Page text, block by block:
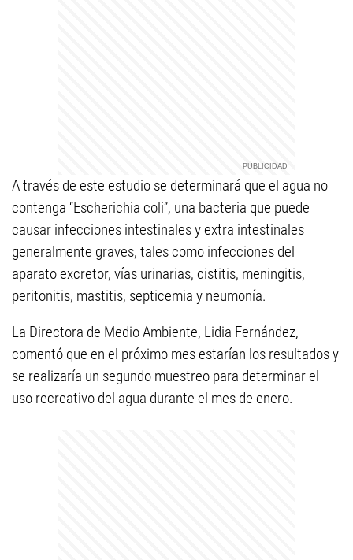
A través de este estudio se determinará que el agua no
contenga “Escherichia coli”, una bacteria que puede
causar infecciones intestinales y extra intestinales
generalmente graves, tales como infecciones del
aparato excretor, vías urinarias, cistitis, meningitis,
peritonitis, mastitis, septicemia y neumonía.
La Directora de Medio Ambiente, Lidia Fernández,
comentó que en el próximo mes estarían los resultados y
se realizaría un segundo muestreo para determinar el
uso recreativo del agua durante el mes de enero.